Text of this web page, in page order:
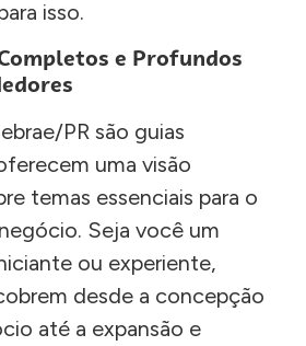
isso.
e Profundos
PR são guias
uma visão
temas essenciais para o
Seja você um
ou experiente,
desde a concepção
até a expansão e